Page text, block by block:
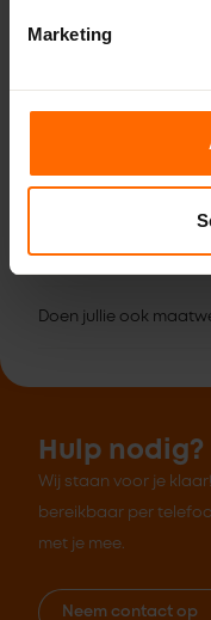
MarketingBekijk alle
Kan ik ook
Ik wil wel kopen, maar
Doen jullie ook
Hulp nodig?
Wij staan voor je
bereikbaar per
met je mee.
Neem contact op